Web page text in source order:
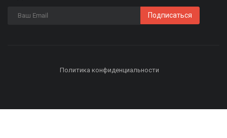
Подписаться
Политика конфиденциальности